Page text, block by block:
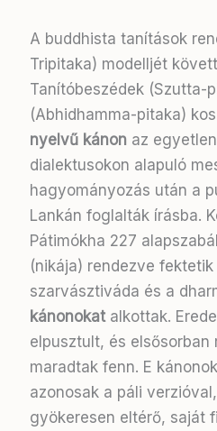
A buddhista tanítások
Tripitaka) modelljét
Tanítóbeszédek (Szutta-
(Abhidhamma-pitaka)
nyelvű kánonaz
dialektusokon alapuló
hagyományozás után a
Lankán foglalták írásba.
Pátimókha 227
(nikája) rendezve
szarvásztiváda és a
kánonokatalkottak.
elpusztult, és
maradtak fenn. E
azonosak a páli
gyökeresen eltérő, saját